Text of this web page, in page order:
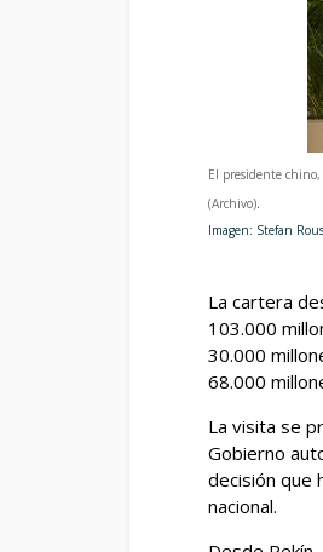
El presidente
(Archivo).
Imagen: Stefan
La cartera
103.000
30.000
68.000
La visita se
Gobierno
decisión que
nacional.